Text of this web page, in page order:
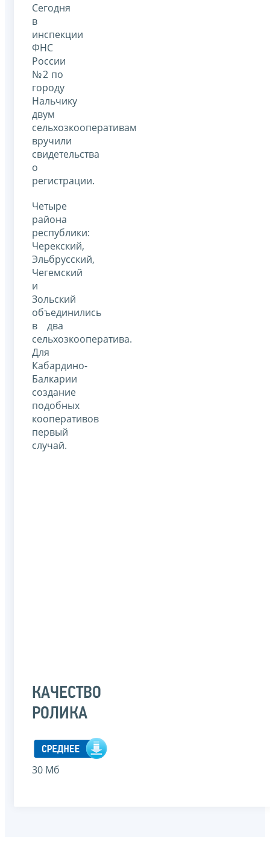
Сегодня
в
инспекции
ФНС
России
№2 по
городу
Нальчику
двум
сельхозкооперативам
вручили
свидетельства
о
регистрации.
Четыре
района
республики:
Черекский,
Эльбрусский,
Чегемский
и
Зольский
объединились
в два
сельхозкооператива.
Для
Кабардино-
Балкарии
создание
подобных
кооперативов
первый
случай.
КАЧЕСТВО
РОЛИКА
30 Мб